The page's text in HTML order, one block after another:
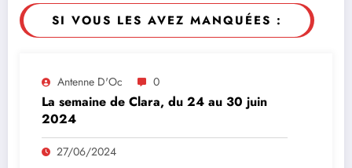
SI VOUS LES AVEZ MANQUÉES :
Antenne D'Oc 0
La semaine de Clara, du 24 au 30 juin
2024
27/06/2024